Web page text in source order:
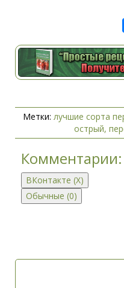
Метки: лучшие сорта
острый,
Комментарии:
ВКонтакте (X)
Обычные (0)
Добавить